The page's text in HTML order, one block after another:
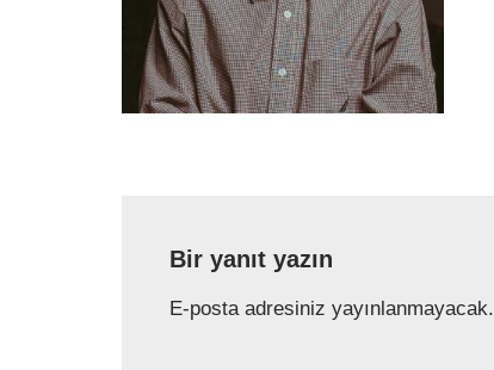
Bir yanıt yazın
E-posta adresiniz yayınlanmayacak.